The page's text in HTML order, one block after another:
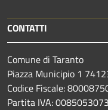
CONTATTI
Comune di Taranto
Piazza Municipio 1
Codice Fiscale:
Partita IVA: